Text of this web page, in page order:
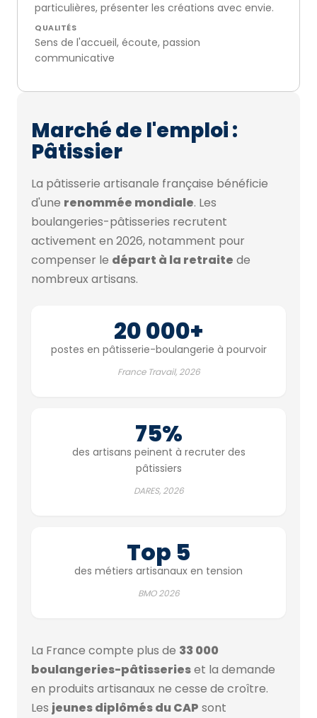
particulières, présenter les créations avec envie.
QUALITÉS
Sens de l'accueil, écoute, passion
communicative
Marché de l'emploi :
Pâtissier
La pâtisserie artisanale française bénéficie
d'une renommée mondiale. Les
boulangeries-pâtisseries recrutent
activement en 2026, notamment pour
compenser le départ à la retraite de
nombreux artisans.
20 000+
postes en pâtisserie-boulangerie à pourvoir
France Travail, 2026
75%
des artisans peinent à recruter des
pâtissiers
DARES, 2026
Top 5
des métiers artisanaux en tension
BMO 2026
La France compte plus de 33 000
boulangeries-pâtisserieset la demande
en produits artisanaux ne cesse de croître.
Les jeunes diplômés du CAP sont